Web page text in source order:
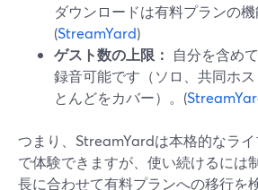
ダウンロードは有料プランの機
(StreamYard)
ゲスト数の上限： 自分を含め
録音可能です（ソロ、共同ホ
とんどをカバー）。(
つまり、StreamYardは本格的なラ
で体験できますが、使い続けるには
長に合わせて有料プランへの移行を